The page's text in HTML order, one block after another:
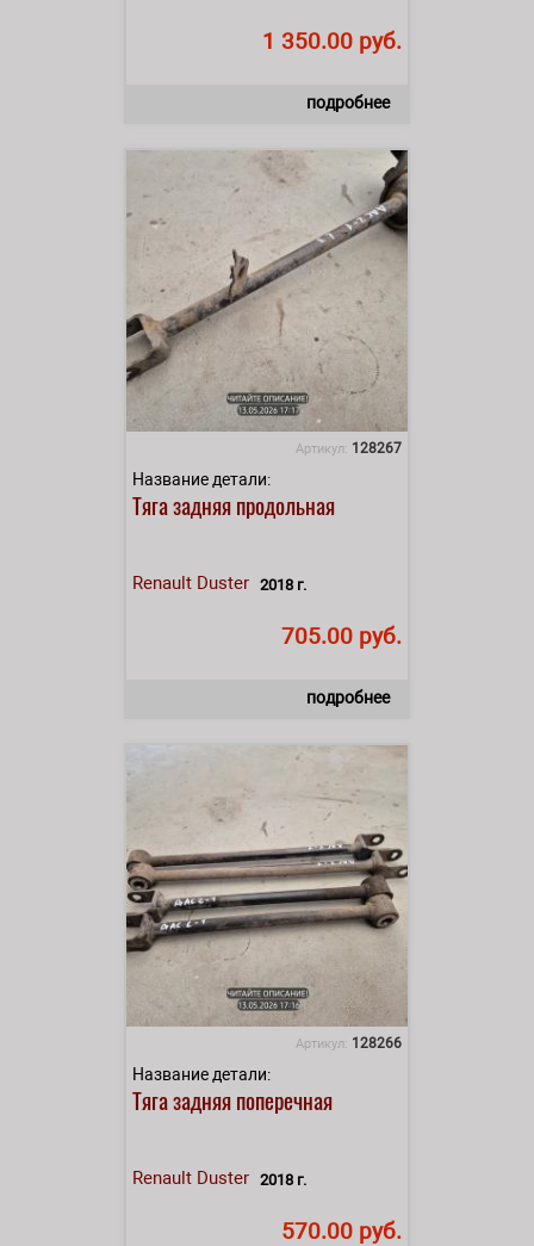
1 350.00 руб.
подробнее
Артикул: 128267
Название детали:
Тяга задняя продольная
Renault Duster 2018 г.
705.00 руб.
подробнее
Артикул: 128266
Название детали:
Тяга задняя поперечная
Renault Duster 2018 г.
570.00 руб.